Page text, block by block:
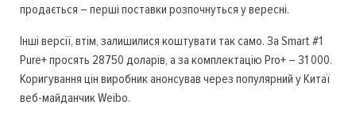
продається – перші поставки розпочнуться у вересні.
Інші версії, втім, залишилися коштувати так само. За Smart #1
Pure+ просять 28750 доларів, а за комплектацію Pro+ – 31 000.
Коригування цін виробник анонсував через популярний у Китаї
веб-майданчик Weibo.